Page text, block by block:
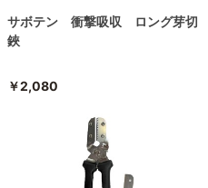
サボテン 衝撃吸収 ロング芽切
鋏
￥2,080